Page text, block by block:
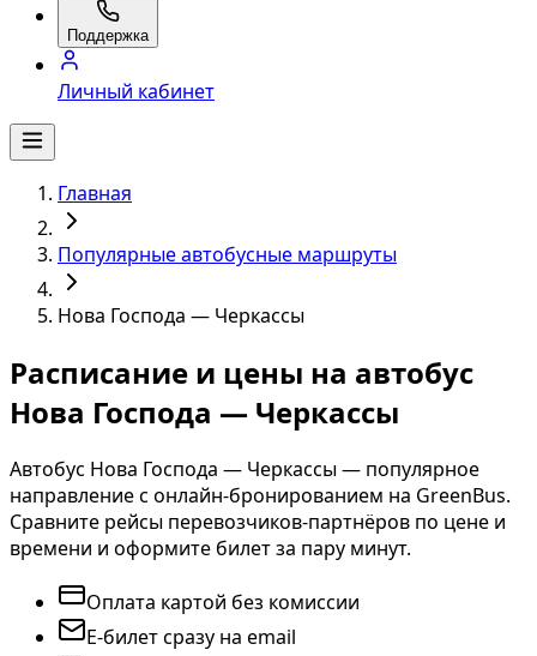
Поддержка
Личный кабинет
Главная
Популярные автобусные маршруты
Нова Господа — Черкассы
Расписание и цены на автобус
Нова Господа — Черкассы
Автобус Нова Господа — Черкассы — популярное
направление с онлайн-бронированием на GreenBus.
Сравните рейсы перевозчиков-партнёров по цене и
времени и оформите билет за пару минут.
Оплата картой без комиссии
E-билет сразу на email